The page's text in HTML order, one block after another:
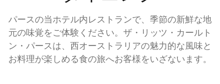
パースの当ホテル内レストランで、季節の新鮮な地
元の味覚をご体験ください。ザ・リッツ・カールト
ン・パースは、西オーストラリアの魅力的な風味と
お料理が楽しめる食の旅へお客様をいざないます。